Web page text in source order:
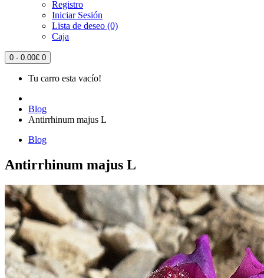
Registro
Iniciar Sesión
Lista de deseo (0)
Caja
0 - 0.00€ 0
Tu carro esta vacío!
Blog
Antirrhinum majus L
Blog
Antirrhinum majus L